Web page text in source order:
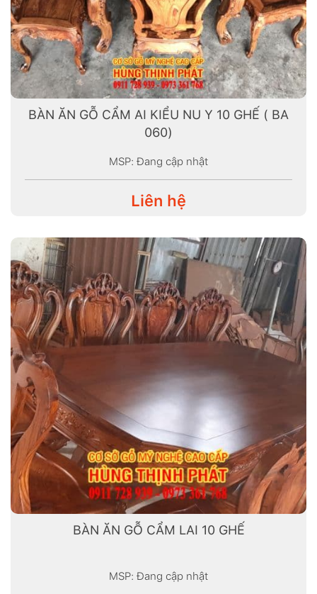
BÀN ĂN GỖ CẨM AI KIỂU NU Y 10 GHẾ ( BA
060)
MSP: Đang cập nhật
Liên hệ
BÀN ĂN GỖ CẨM LAI 10 GHẾ
MSP: Đang cập nhật